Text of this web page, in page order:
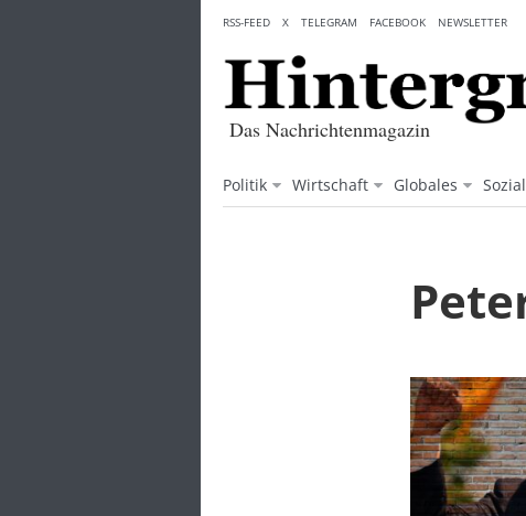
content
Das Nachrichtenmagazin
Politik Wirtschaft Globales
RSS-FEED X TELEGRAM FACEBOOK NEWSLETTER